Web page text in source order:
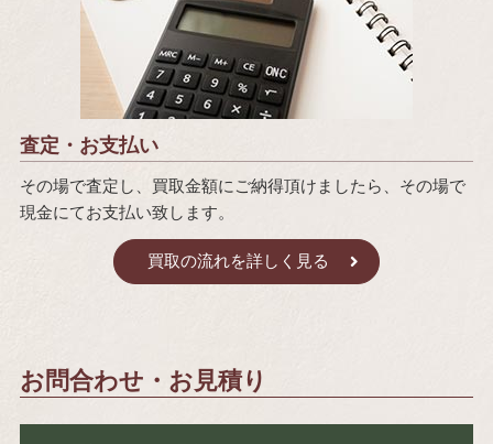
査定・お支払い
その場で査定し、買取金額にご納得頂けましたら、その場で
現金にてお支払い致します。
買取の流れを詳しく見る
お問合わせ・お見積り